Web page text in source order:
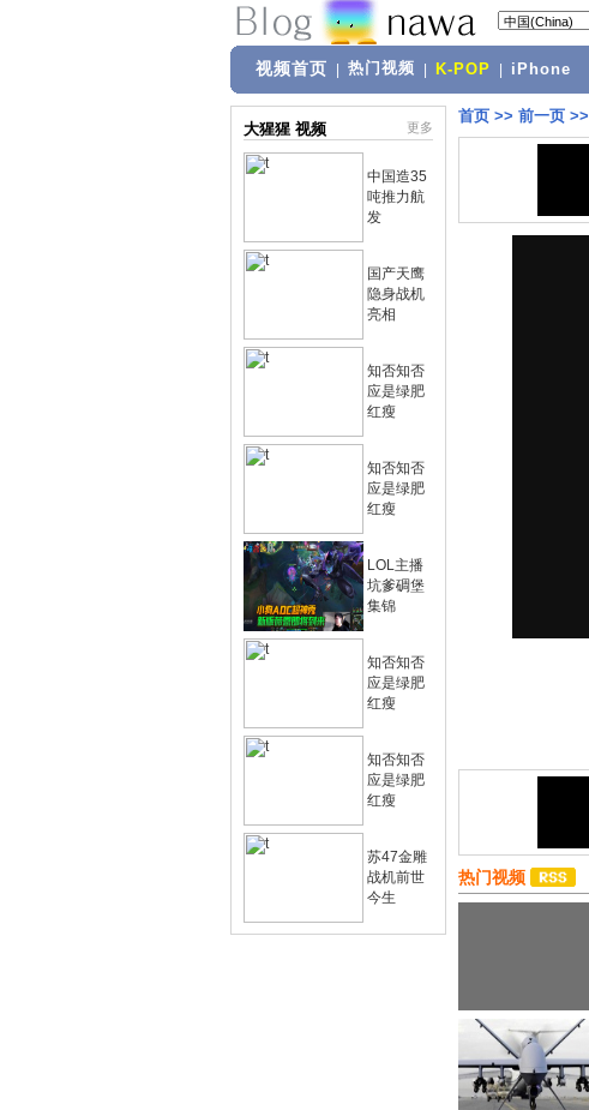
视频首页 热门视频 K-POP iPhone
大猩猩 视频 更多
中国造35
吨推力航
发
国产天鹰
隐身战机
亮相
知否知否
应是绿肥
红瘦
知否知否
应是绿肥
红瘦
LOL主播
坑爹碉堡
集锦
知否知否
应是绿肥
红瘦
知否知否
应是绿肥
红瘦
苏47金雕
战机前世
今生
首页 >> 前一页 >>
热门视频